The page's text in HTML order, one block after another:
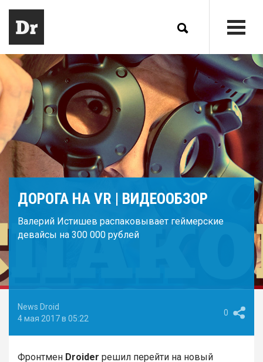
ДОРОГА НА VR | ВИДЕООБЗОР
Валерий Истишев распаковывает геймерские
девайсы на 300 000 рублей
News Droid
4 мая 2017 в 05:22
0
Фронтмен Droider решил перейти на новый